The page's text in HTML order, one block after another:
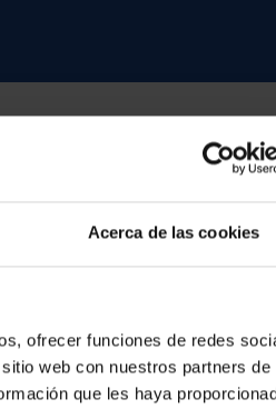
Acerca de las cookies
ofrecer funciones de redes
web con nuestros partners de
que les haya